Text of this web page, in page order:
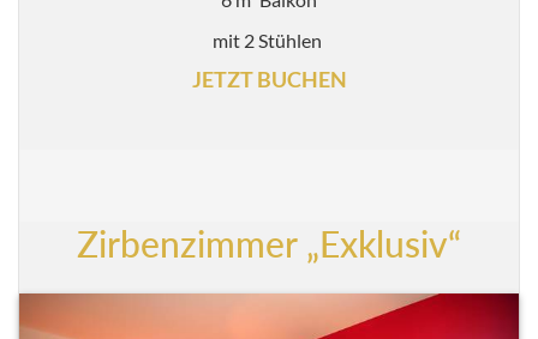
mit 2 Stühlen
JETZT BUCHEN
Zirbenzimmer „Exklusiv“